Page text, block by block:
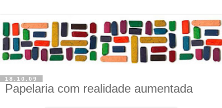
18.10.09
Papelaria com realidade aumentada